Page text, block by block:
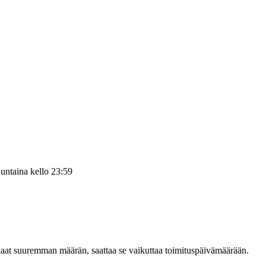
kello 23:59
suuremman määrän, saattaa se vaikuttaa toimituspäivämäärään.